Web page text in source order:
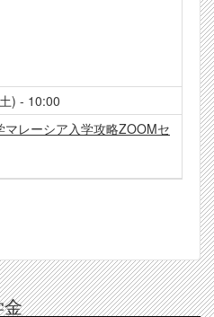
) - 10:00
マレーシア入学攻略ZOOMセ